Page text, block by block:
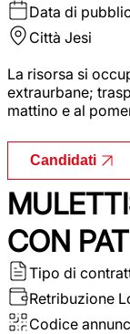
Data di
Città Jesi
La risorsa si
extraurbane;
mattino e al
Candidati
CON
Tipo di
Retribuzione
Codice